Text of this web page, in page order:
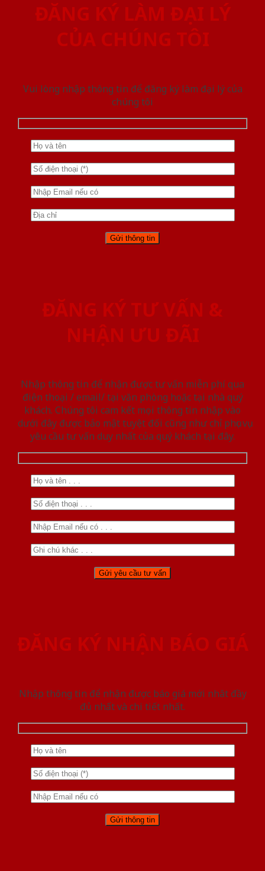
ĐĂNG KÝ LÀM ĐẠI LÝ
CỦA CHÚNG TÔI
Vui lòng nhập thông tin để đăng ký làm đại lý của
chúng tôi
ĐĂNG KÝ TƯ VẤN &
NHẬN ƯU ĐÃI
Nhập thông tin để nhận được tư vấn miễn phí qua
điện thoại / email/ tại văn phòng hoặc tại nhà quý
khách. Chúng tôi cam kết mọi thông tin nhập vào
dưới đây được bảo mật tuyệt đối cũng như chỉ phục vụ
yêu cầu tư vấn duy nhất của quý khách tại đây.
ĐĂNG KÝ NHẬN BÁO GIÁ
Nhập thông tin để nhận được báo giá mới nhât đầy
đủ nhất và chi tiết nhất.